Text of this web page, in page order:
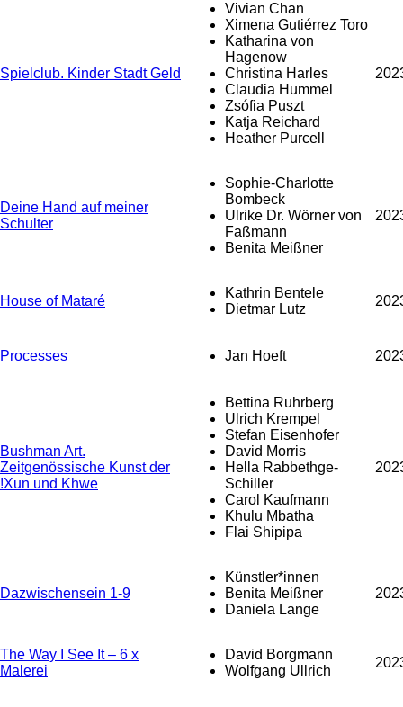
Spielclub. Kinder Stadt Geld
Vivian Chan
Ximena Gutiérrez Toro
Katharina von
Hagenow
Christina Harles
Claudia Hummel
Zsófia Puszt
Katja Reichard
Heather Purcell
Deine Hand auf meiner
Schulter
Sophie-Charlotte
Bombeck
Ulrike Dr. Wörner von
Faßmann
Benita Meißner
House of Mataré
Kathrin Bentele
Dietmar Lutz
Processes Jan Hoeft
Bushman Art.
Zeitgenössische Kunst der
!Xun und Khwe
Bettina Ruhrberg
Ulrich Krempel
Stefan Eisenhofer
David Morris
Hella Rabbethge-
Schiller
Carol Kaufmann
Khulu Mbatha
Flai Shipipa
Dazwischensein 1-9
Künstler*innen
Benita Meißner
Daniela Lange
The Way I See It – 6 x
Malerei
David Borgmann
Wolfgang Ullrich